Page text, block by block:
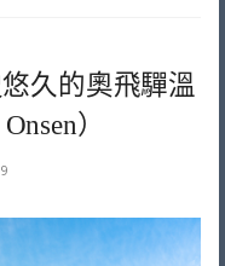
久的奧飛驒溫
）